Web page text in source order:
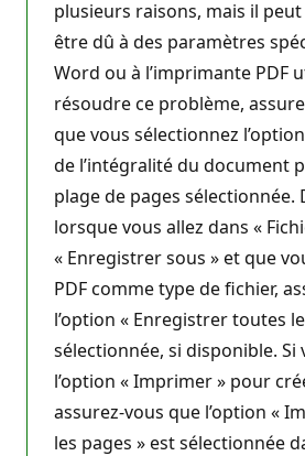
plusieurs raisons, mais il
être dû à des paramètres
Word ou à l’imprimante PDF
résoudre ce problème,
que vous sélectionnez
de l’intégralité du document
plage de pages sélectionnée.
lorsque vous allez dans «
« Enregistrer sous » et que
PDF comme type de fichier,
l’option « Enregistrer toutes
sélectionnée, si disponible. Si
l’option « Imprimer » pour
assurez-vous que l’option «
les pages » est sélectionnée